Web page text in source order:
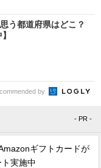
う都道府県はどこ？
by
- PR -
ギフトカードが
実施中